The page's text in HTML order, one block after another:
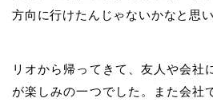
方向に行けたんじゃないかなと思い
リオから帰ってきて、友人や会社
が楽しみの一つでした。また会社